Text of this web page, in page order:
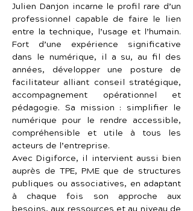
Julien Danjon incarne le profil rare d’un
professionnel capable de faire le lien
entre la technique, l’usage et l’humain.
Fort d’une expérience significative
dans le numérique, il a su, au fil des
années, développer une posture de
facilitateur alliant conseil stratégique,
accompagnement opérationnel et
pédagogie. Sa mission : simplifier le
numérique pour le rendre accessible,
compréhensible et utile à tous les
acteurs de l’entreprise.
Avec Digiforce, il intervient aussi bien
auprès de TPE, PME que de structures
publiques ou associatives, en adaptant
à chaque fois son approche aux